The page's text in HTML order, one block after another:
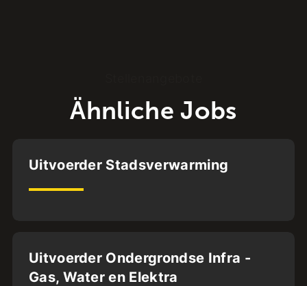
Ähnliche Jobs
Utrecht
Uitvoerder Stadsverwarming
Dordrecht
32
uur
Uitvoerder Ondergrondse Infra -
Gas, Water en Elektra